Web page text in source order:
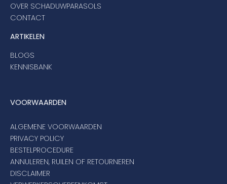
OVER SCHADUWPARASOLS
CONTACT
ARTIKELEN
BLOGS
KENNISBANK
VOORWAARDEN
ALGEMENE VOORWAARDEN
PRIVACY POLICY
BESTELPROCEDURE
ANNULEREN, RUILEN OF RETOURNEREN
DISCLAIMER